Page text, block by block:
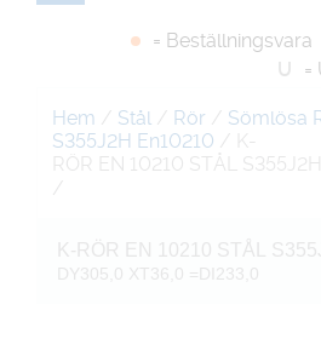
= Beställningsvara
U
=
Hem / Stål / Rör / Sömlösa
S355J2H En10210 / K-
RÖR EN 10210 STÅL S355J2H
/
K-RÖR EN 10210 STÅL
DY305,0 XT36,0 =DI233,0